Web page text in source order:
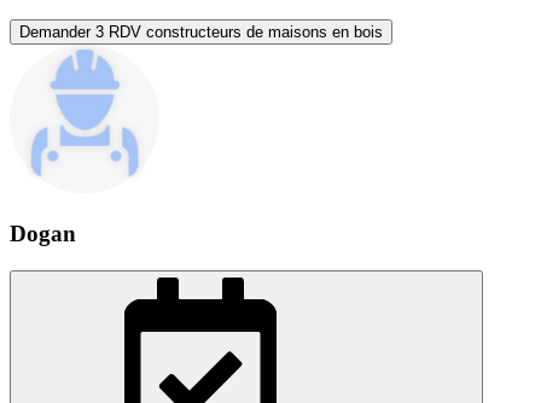
Demander 3 RDV constructeurs de maisons en bois
Dogan